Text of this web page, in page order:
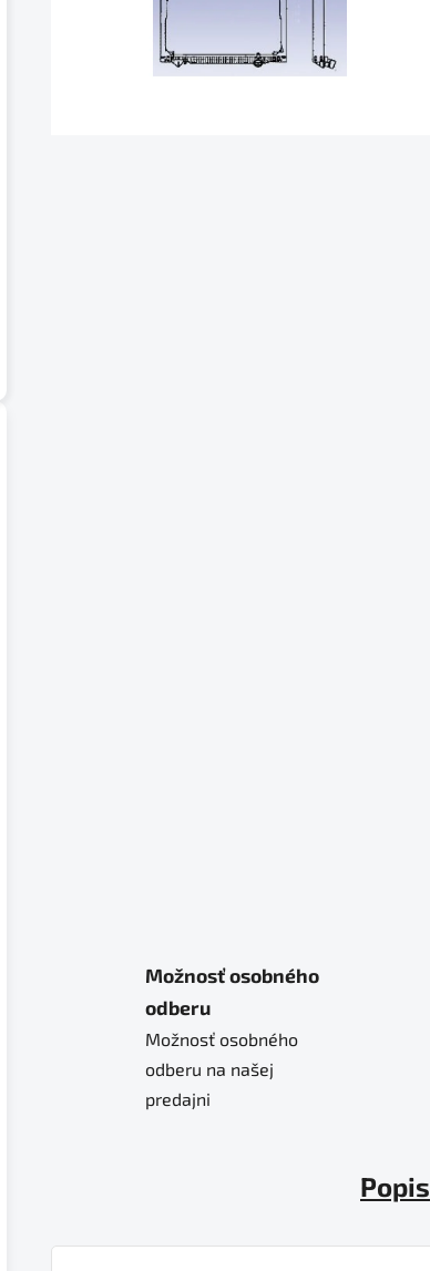
Možnosť osobného
odberu
Možnosť osobného
odberu na našej
predajni
Popis